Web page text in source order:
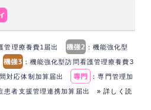
管理療養費1届出 ：機能強化型
：機能強化型訪問看護管理療養費3
間対応体制加算届出 ：専門管理加
患者支援管理連携加算届出 » 詳しく読